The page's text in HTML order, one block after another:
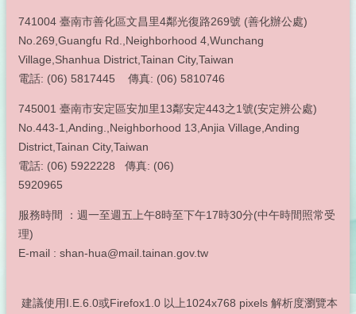
741004 臺南市善化區文昌里4鄰光復路269號 (善化辦公處)
No.269,Guangfu Rd.,Neighborhood 4,Wunchang
Village,Shanhua District,Tainan City,Taiwan
電話: (06) 5817445 傳真: (06) 5810746
745001 臺南市安定區安加里13鄰安定443之1號(安定辨公處)
No.443-1,Anding.,Neighborhood 13,Anjia Village,Anding
District,Tainan City,Taiwan
電話: (06) 5922228 傳真: (06)
5920965
服務時間 ：週一至週五上午8時至下午17時30分(中午時間照常受
理)
E-mail : shan-hua@mail.tainan.gov.tw
建議使用I.E.6.0或Firefox1.0 以上1024x768 pixels 解析度瀏覽本